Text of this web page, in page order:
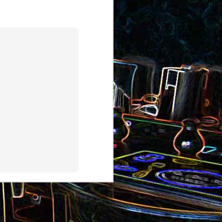
Quiche sans pâte au chorizo
et aux pommes de terre